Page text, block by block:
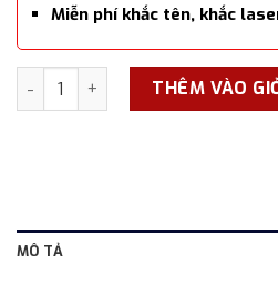
Miễn phí khắc tên, khắc
Máy hút mụn đầu đen thông
THÊM VÀO
MÔ TẢ